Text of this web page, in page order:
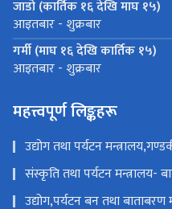
आइतबार - शुक्रबार
गर्मी (माघ १६ देखि कार्तिक १५)
आइतबार - शुक्रबार
महत्त्वपूर्ण लिङ्कहरू
उद्योग तथा पर्यटन
संस्कृति तथा पर्यटन मन्त्रालय-
उद्योग,पर्यटन बन तथा बाताबरण